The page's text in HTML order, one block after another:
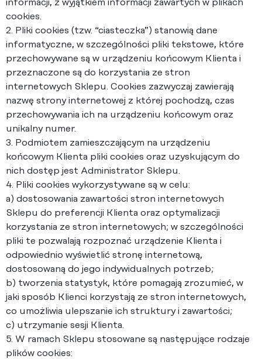
informacji, z wyjątkiem informacji zawartych w plikach
cookies.
2. Pliki cookies (tzw. “ciasteczka”) stanowią dane
informatyczne, w szczególności pliki tekstowe, które
przechowywane są w urządzeniu końcowym Klienta i
przeznaczone są do korzystania ze stron
internetowych Sklepu. Cookies zazwyczaj zawierają
nazwę strony internetowej z której pochodzą, czas
przechowywania ich na urządzeniu końcowym oraz
unikalny numer.
3. Podmiotem zamieszczającym na urządzeniu
końcowym Klienta pliki cookies oraz uzyskującym do
nich dostęp jest Administrator Sklepu.
4. Pliki cookies wykorzystywane są w celu:
a) dostosowania zawartości stron internetowych
Sklepu do preferencji Klienta oraz optymalizacji
korzystania ze stron internetowych; w szczególności
pliki te pozwalają rozpoznać urządzenie Klienta i
odpowiednio wyświetlić stronę internetową,
dostosowaną do jego indywidualnych potrzeb;
b) tworzenia statystyk, które pomagają zrozumieć, w
jaki sposób Klienci korzystają ze stron internetowych,
co umożliwia ulepszanie ich struktury i zawartości;
c) utrzymanie sesji Klienta.
5. W ramach Sklepu stosowane są następujące rodzaje
plików cookies: